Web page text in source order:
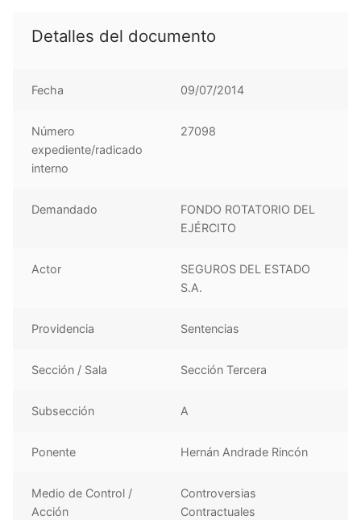
Detalles del documento
Fecha 09/07/2014
Número
expediente/radicado
interno
27098
Demandado
FONDO ROTATORIO DEL
EJÉRCITO
Actor
SEGUROS DEL ESTADO
S.A.
Providencia Sentencias
Sección / Sala Sección Tercera
Subsección A
Ponente Hernán Andrade Rincón
Medio de Control /
Acción
Controversias
Contractuales